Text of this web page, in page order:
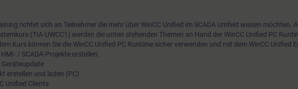
richtet sich an Teilnehmer die mehr über WinCC Unified im SCADA Umfeld wissen möchten.
(TIA-UWCC1) werden die unten stehenden Themen an Hand der WinCC Unified PC
Kurs können Sie die WinCC Unified PC Runtime sicher verwenden und mit dem WinCC Unified
HMI- / SCADA-Projekte erstellen:
Geräteupdate
erstellen und laden (PC)
Unified Clients